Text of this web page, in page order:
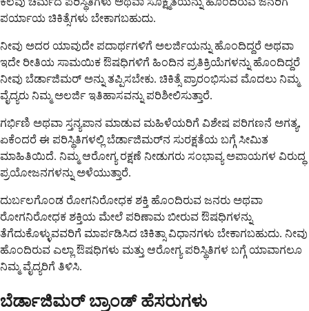
ಪರ್ಯಾಯ ಚಿಕಿತ್ಸೆಗಳು ಬೇಕಾಗಬಹುದು.
ನೀವು ಅದರ ಯಾವುದೇ ಪದಾರ್ಥಗಳಿಗೆ ಅಲರ್ಜಿಯನ್ನು ಹೊಂದಿದ್ದರೆ ಅಥವಾ
ಇದೇ ರೀತಿಯ ಸಾಮಯಿಕ ಔಷಧಿಗಳಿಗೆ ಹಿಂದಿನ ಪ್ರತಿಕ್ರಿಯೆಗಳನ್ನು ಹೊಂದಿದ್ದರೆ
ನೀವು ಬೆರ್ಡಾಜಿಮರ್ ಅನ್ನು ತಪ್ಪಿಸಬೇಕು. ಚಿಕಿತ್ಸೆ ಪ್ರಾರಂಭಿಸುವ ಮೊದಲು ನಿಮ್ಮ
ವೈದ್ಯರು ನಿಮ್ಮ ಅಲರ್ಜಿ ಇತಿಹಾಸವನ್ನು ಪರಿಶೀಲಿಸುತ್ತಾರೆ.
ಗರ್ಭಿಣಿ ಅಥವಾ ಸ್ತನ್ಯಪಾನ ಮಾಡುವ ಮಹಿಳೆಯರಿಗೆ ವಿಶೇಷ ಪರಿಗಣನೆ ಅಗತ್ಯ,
ಏಕೆಂದರೆ ಈ ಪರಿಸ್ಥಿತಿಗಳಲ್ಲಿ ಬೆರ್ಡಾಜಿಮರ್‌ನ ಸುರಕ್ಷತೆಯ ಬಗ್ಗೆ ಸೀಮಿತ
ಮಾಹಿತಿಯಿದೆ. ನಿಮ್ಮ ಆರೋಗ್ಯ ರಕ್ಷಣೆ ನೀಡುಗರು ಸಂಭಾವ್ಯ ಅಪಾಯಗಳ ವಿರುದ್ಧ
ಪ್ರಯೋಜನಗಳನ್ನು ಅಳೆಯುತ್ತಾರೆ.
ದುರ್ಬಲಗೊಂಡ ರೋಗನಿರೋಧಕ ಶಕ್ತಿ ಹೊಂದಿರುವ ಜನರು ಅಥವಾ
ರೋಗನಿರೋಧಕ ಶಕ್ತಿಯ ಮೇಲೆ ಪರಿಣಾಮ ಬೀರುವ ಔಷಧಿಗಳನ್ನು
ತೆಗೆದುಕೊಳ್ಳುವವರಿಗೆ ಮಾರ್ಪಡಿಸಿದ ಚಿಕಿತ್ಸಾ ವಿಧಾನಗಳು ಬೇಕಾಗಬಹುದು. ನೀವು
ಹೊಂದಿರುವ ಎಲ್ಲಾ ಔಷಧಿಗಳು ಮತ್ತು ಆರೋಗ್ಯ ಪರಿಸ್ಥಿತಿಗಳ ಬಗ್ಗೆ ಯಾವಾಗಲೂ
ನಿಮ್ಮ ವೈದ್ಯರಿಗೆ ತಿಳಿಸಿ.
ಬೆರ್ಡಾಜಿಮರ್ ಬ್ರಾಂಡ್ ಹೆಸರುಗಳು